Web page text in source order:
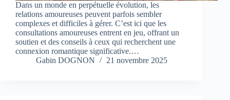
Dans un monde en perpétuelle évolution, les
relations amoureuses peuvent parfois sembler
complexes et difficiles à gérer. C’est ici que les
consultations amoureuses entrent en jeu, offrant un
soutien et des conseils à ceux qui recherchent une
connexion romantique significative.…
Gabin DOGNON
21 novembre 2025